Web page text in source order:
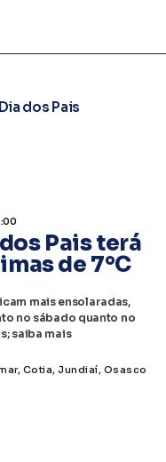
dos Pais
Pais terá
de 7°C
mais ensolaradas,
no sábado quanto no
saiba mais
, Cotia, Jundiaí, Osasco